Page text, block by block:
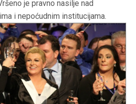
je pravno nasilje nad
i nepoćudnim institucijama.